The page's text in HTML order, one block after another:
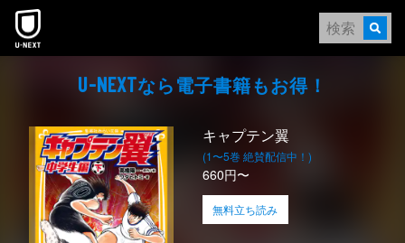
本文へスキップ
U-NEXTなら電⼦書籍もお得！
キャプテン翼
(1〜5巻 絶賛配信中！)
660円〜
無料立ち読み